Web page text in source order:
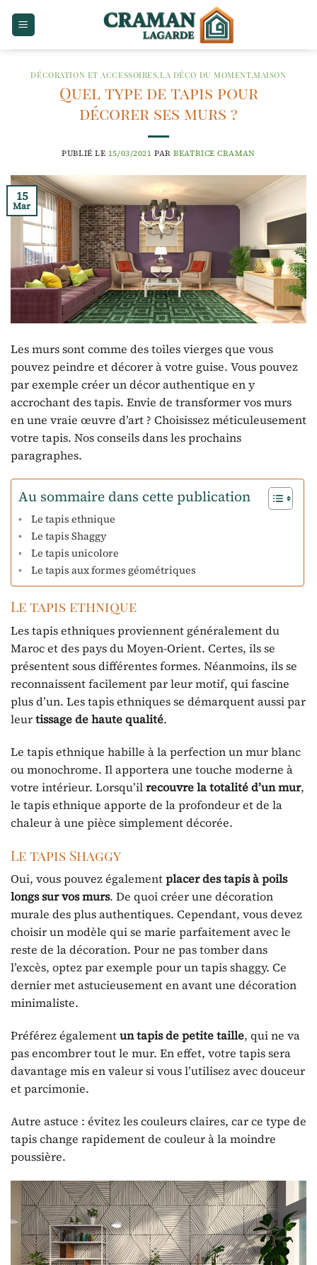
DÉCORATION ET ACCESSOIRES,LA DÉCO DU MOMENT,MAISON
Quel type de tapis pour
décorer ses murs ?
PUBLIÉ LE 15/03/2021 PARBEATRICE CRAMAN
15
Mar
Les murs sont comme des toiles vierges que vous
pouvez peindre et décorer à votre guise. Vous pouvez
par exemple créer un décor authentique en y
accrochant des tapis. Envie de transformer vos murs
en une vraie œuvre d’art ? Choisissez méticuleusement
votre tapis. Nos conseils dans les prochains
paragraphes.
Au sommaire dans cette publication
Le tapis ethnique
Le tapis Shaggy
Le tapis unicolore
Le tapis aux formes géométriques
Le tapis ethnique
Les tapis ethniques proviennent généralement du
Maroc et des pays du Moyen-Orient. Certes, ils se
présentent sous différentes formes. Néanmoins, ils se
reconnaissent facilement par leur motif, qui fascine
plus d’un. Les tapis ethniques se démarquent aussi par
leurtissage de haute qualité.
Le tapis ethnique habille à la perfection un mur blanc
ou monochrome. Il apportera une touche moderne à
votre intérieur. Lorsqu’ilrecouvre la totalité d’un mur,
le tapis ethnique apporte de la profondeur et de la
chaleur à une pièce simplement décorée.
Le tapis Shaggy
Oui, vous pouvez égalementplacer des tapis à poils
longs sur vos murs. De quoi créer une décoration
murale des plus authentiques. Cependant, vous devez
choisir un modèle qui se marie parfaitement avec le
reste de la décoration. Pour ne pas tomber dans
l’excès, optez par exemple pour un tapis shaggy. Ce
dernier met astucieusement en avant une décoration
minimaliste.
Préférez égalementun tapis de petite taille, qui ne va
pas encombrer tout le mur. En effet, votre tapis sera
davantage mis en valeur si vous l’utilisez avec douceur
et parcimonie.
Autre astuce : évitez les couleurs claires, car ce type de
tapis change rapidement de couleur à la moindre
poussière.